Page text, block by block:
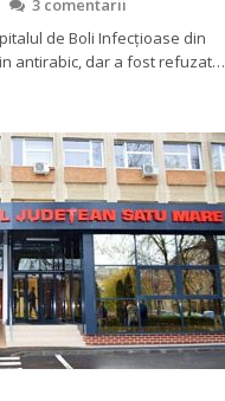
de Boli Infecțioase din
antirabic, dar a fost refuzat…